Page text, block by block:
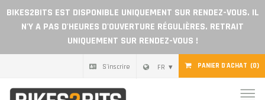
BIKES2BITS EST DISPONIBLE UNIQUEMENT SUR RENDEZ-VOUS. IL
N'Y A PAS D'HEURES D'OUVERTURE RÉGULIÈRES. RETRAIT
UNIQUEMENT SUR RENDEZ-VOUS !
PANIER D'ACHAT (0)
FR
S'inscrire